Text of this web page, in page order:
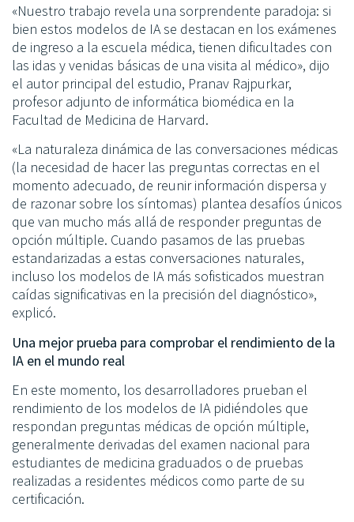
«Nuestro trabajo revela una sorprendente paradoja: si
bien estos modelos de IA se destacan en los exámenes
de ingreso a la escuela médica, tienen dificultades con
las idas y venidas básicas de una visita al médico», dijo
el autor principal del estudio, Pranav Rajpurkar,
profesor adjunto de informática biomédica en la
Facultad de Medicina de Harvard.
«La naturaleza dinámica de las conversaciones médicas
(la necesidad de hacer las preguntas correctas en el
momento adecuado, de reunir información dispersa y
de razonar sobre los síntomas) plantea desafíos únicos
que van mucho más allá de responder preguntas de
opción múltiple. Cuando pasamos de las pruebas
estandarizadas a estas conversaciones naturales,
incluso los modelos de IA más sofisticados muestran
caídas significativas en la precisión del diagnóstico»,
explicó.
Una mejor prueba para comprobar el rendimiento de la
IA en el mundo real
En este momento, los desarrolladores prueban el
rendimiento de los modelos de IA pidiéndoles que
respondan preguntas médicas de opción múltiple,
generalmente derivadas del examen nacional para
estudiantes de medicina graduados o de pruebas
realizadas a residentes médicos como parte de su
certificación.